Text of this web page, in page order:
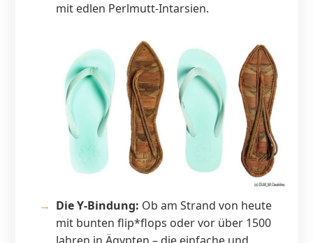
mit edlen Perlmutt-Intarsien.
Die Y-Bindung: Ob am Strand von heute
mit bunten flip*flops oder vor über 1500